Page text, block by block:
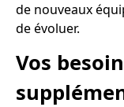
de nouveaux
de évoluer.
Vos